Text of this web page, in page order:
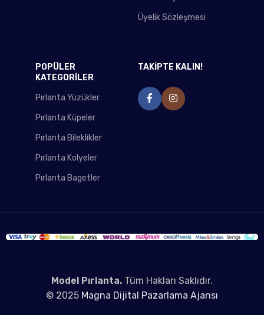
Üyelik Sözleşmesi
POPÜLER
KATEGORİLER
Pırlanta Yüzükler
Pırlanta Küpeler
Pırlanta Bileklikler
Pırlanta Kolyeler
Pırlanta Bagetler
TAKİPTE KALIN!
Model Pırlanta.Tüm Hakları Saklıdır.
© 2025 Magna Dijital Pazarlama Ajansı